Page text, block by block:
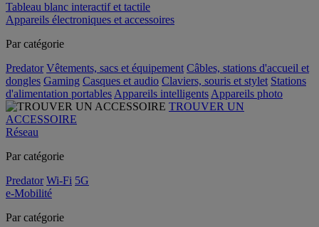
Tableau blanc interactif et tactile
Appareils électroniques et accessoires
Par catégorie
Predator Vêtements, sacs et équipement Câbles, stations d'accueil et
dongles Gaming Casques et audio Claviers, souris et stylet Stations
d'alimentation portables Appareils intelligents Appareils photo
TROUVER UN
ACCESSOIRE
Réseau
Par catégorie
Predator Wi-Fi 5G
e-Mobilité
Par catégorie